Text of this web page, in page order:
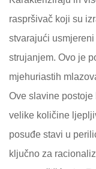
raspršivač koji su
stvarajući
strujanjem. Ovo je
mjehuriastih
Ove slavine
velike količine
posuđe stavi u
ključno za